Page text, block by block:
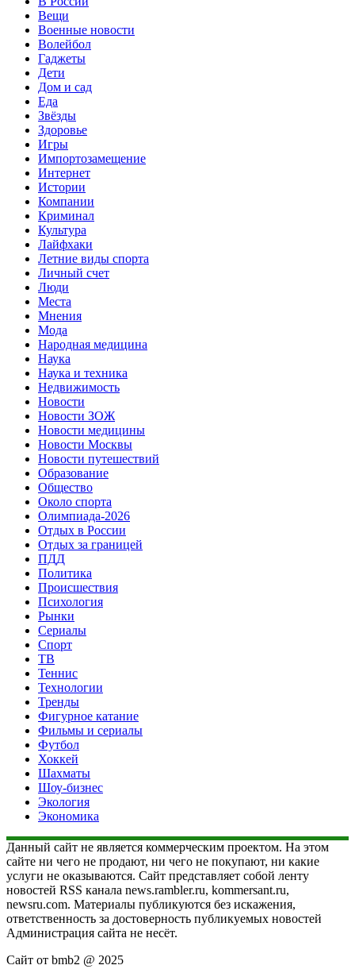
Вещи
Военные новости
Волейбол
Гаджеты
Дети
Дом и сад
Еда
Звёзды
Здоровье
Игры
Импортозамещение
Интернет
Истории
Компании
Криминал
Культура
Лайфхаки
Летние виды спорта
Личный счет
Люди
Места
Мнения
Мода
Народная медицина
Наука
Наука и техника
Недвижимость
Новости
Новости ЗОЖ
Новости медицины
Новости Москвы
Новости путешествий
Образование
Общество
Около спорта
Олимпиада-2026
Отдых в России
Отдых за границей
ПДД
Политика
Происшествия
Психология
Рынки
Сериалы
Спорт
ТВ
Теннис
Технологии
Тренды
Фигурное катание
Фильмы и сериалы
Футбол
Хоккей
Шахматы
Шоу-бизнес
Экология
Экономика
Данный сайт не является коммерческим проектом. На этом
сайте ни чего не продают, ни чего не покупают, ни какие
услуги не оказываются. Сайт представляет собой ленту
новостей RSS канала news.rambler.ru, kommersant.ru,
newsru.com. Материалы публикуются без искажения,
ответственность за достоверность публикуемых новостей
Администрация сайта не несёт.
Сайт от bmb2 @ 2025